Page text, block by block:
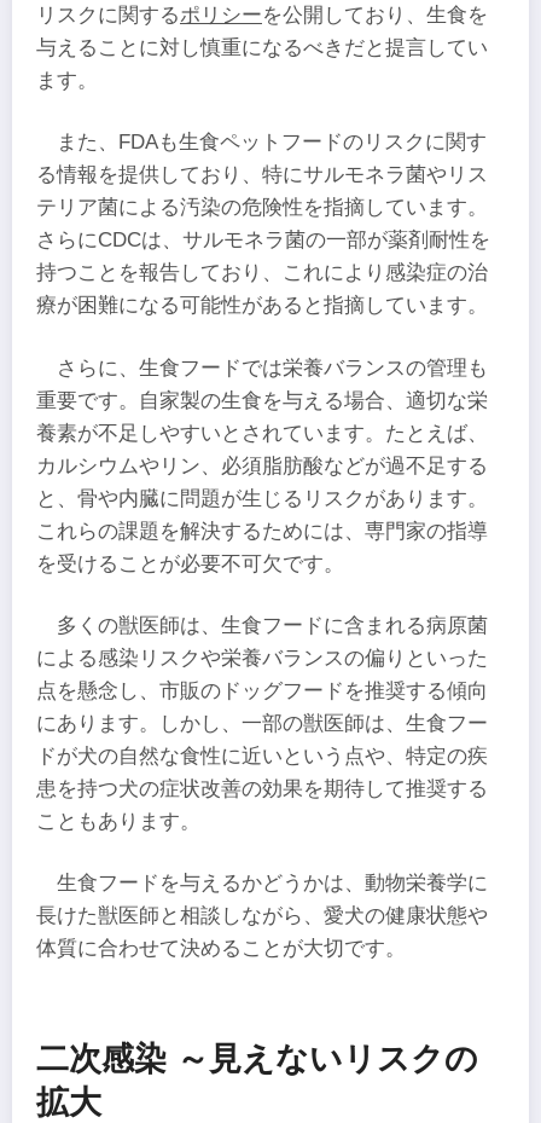
リスクに関するポリシーを公開しており、生食を
与えることに対し慎重になるべきだと提言してい
ます。
また、FDAも生食ペットフードのリスクに関す
る情報を提供しており、特にサルモネラ菌やリス
テリア菌による汚染の危険性を指摘しています。
さらにCDCは、サルモネラ菌の一部が薬剤耐性を
持つことを報告しており、これにより感染症の治
療が困難になる可能性があると指摘しています。
さらに、生食フードでは栄養バランスの管理も
重要です。自家製の生食を与える場合、適切な栄
養素が不足しやすいとされています。たとえば、
カルシウムやリン、必須脂肪酸などが過不足する
と、骨や内臓に問題が生じるリスクがあります。
これらの課題を解決するためには、専門家の指導
を受けることが必要不可欠です。
多くの獣医師は、生食フードに含まれる病原菌
による感染リスクや栄養バランスの偏りといった
点を懸念し、市販のドッグフードを推奨する傾向
にあります。しかし、一部の獣医師は、生食フー
ドが犬の自然な食性に近いという点や、特定の疾
患を持つ犬の症状改善の効果を期待して推奨する
こともあります。
生食フードを与えるかどうかは、動物栄養学に
長けた獣医師と相談しながら、愛犬の健康状態や
体質に合わせて決めることが大切です。
二次感染 ～見えないリスクの
拡大